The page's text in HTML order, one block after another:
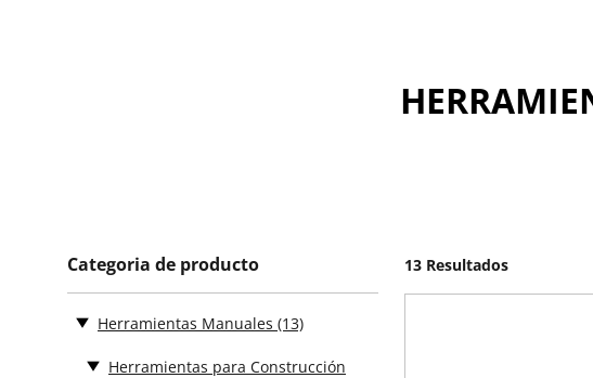
Categoria de producto
Herramientas Manuales (13)
Herramientas para Construcción
13 Resultados